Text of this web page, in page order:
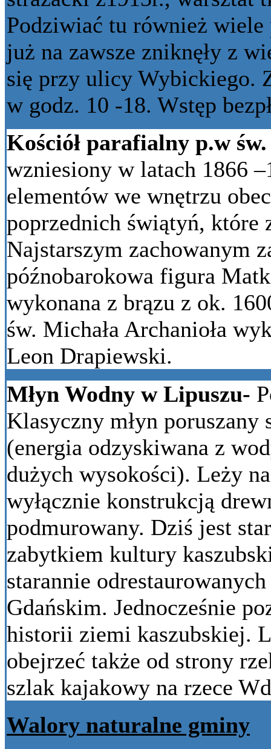
Podziwiać tu również
już na zawsze zniknęły z
się przy ulicy Wybickiego.
w godz. 10 -18. Wstęp
Kościół parafialny p.w
wzniesiony w latach 1866
elementów we wnętrzu
poprzednich świątyń, które
Najstarszym zachowanym
późnobarokowa figura
wykonana z brązu z ok.
św. Michała Archanioła
Leon Drapiewski.
Młyn Wodny w Lipuszu-
Klasyczny młyn poruszany
(energia odzyskiwana z
dużych wysokości). Leży
wyłącznie konstrukcją
podmurowany. Dziś jest
zabytkiem kultury
starannie
Gdańskim. Jednocześnie
historii ziemi kaszubskiej.
obejrzeć także od strony
szlak kajakowy na rzece
Walory naturalne gminy